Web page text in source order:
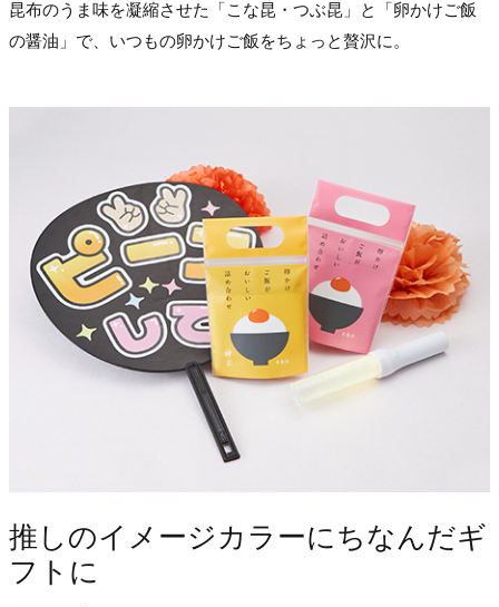
昆布のうま味を凝縮させた「こな昆・つぶ昆」と「卵かけご飯
の醤油」で、いつもの卵かけご飯をちょっと贅沢に。
推しのイメージカラーにちなんだギ
フトに